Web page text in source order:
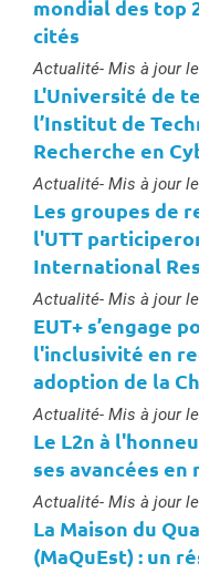
mondial des top
cités
Type :
Actualité- Mis à jour
L'Université de
l’Institut de
Recherche en
Type :
Actualité- Mis à jour
Les groupes de
l'UTT
International
Type :
Actualité- Mis à jour
EUT+ s’engage
l'inclusivité en
adoption de la
Type :
Actualité- Mis à jour
Le L2n à
ses avancées
Type :
Actualité- Mis à jour
La Maison du
(MaQuEst) : un